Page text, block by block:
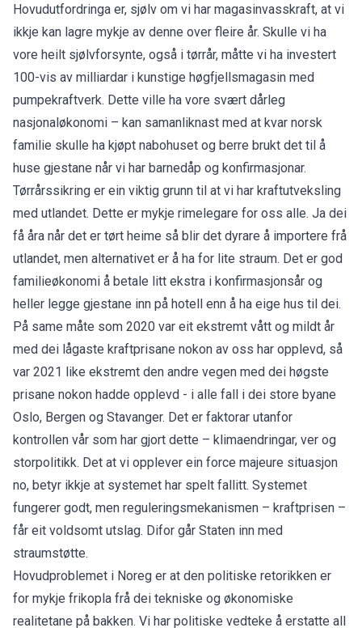
Hovudutfordringa er, sjølv om vi har magasinvasskraft, at vi
ikkje kan lagre mykje av denne over fleire år. Skulle vi ha
vore heilt sjølvforsynte, også i tørrår, måtte vi ha investert
100-vis av milliardar i kunstige høgfjellsmagasin med
pumpekraftverk. Dette ville ha vore svært dårleg
nasjonaløkonomi – kan samanliknast med at kvar norsk
familie skulle ha kjøpt nabohuset og berre brukt det til å
huse gjestane når vi har barnedåp og konfirmasjonar.
Tørrårssikring er ein viktig grunn til at vi har kraftutveksling
med utlandet. Dette er mykje rimelegare for oss alle. Ja dei
få åra når det er tørt heime så blir det dyrare å importere frå
utlandet, men alternativet er å ha for lite straum. Det er god
familieøkonomi å betale litt ekstra i konfirmasjonsår og
heller legge gjestane inn på hotell enn å ha eige hus til dei.
På same måte som 2020 var eit ekstremt vått og mildt år
med dei lågaste kraftprisane nokon av oss har opplevd, så
var 2021 like ekstremt den andre vegen med dei høgste
prisane nokon hadde opplevd - i alle fall i dei store byane
Oslo, Bergen og Stavanger. Det er faktorar utanfor
kontrollen vår som har gjort dette – klimaendringar, ver og
storpolitikk. Det at vi opplever ein force majeure situasjon
no, betyr ikkje at systemet har spelt fallitt. Systemet
fungerer godt, men reguleringsmekanismen – kraftprisen –
får eit voldsomt utslag. Difor går Staten inn med
straumstøtte.
Hovudproblemet i Noreg er at den politiske retorikken er
for mykje frikopla frå dei tekniske og økonomiske
realitetane på bakken. Vi har politiske vedteke å erstatte all